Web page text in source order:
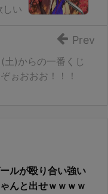
しい
土)からの一番くじ
ぉおおお！！！
Prev
ルが殴り合い強い
んと出せｗｗｗｗ